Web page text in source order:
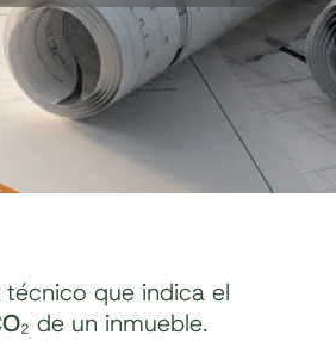
que indica el
de un inmueble.